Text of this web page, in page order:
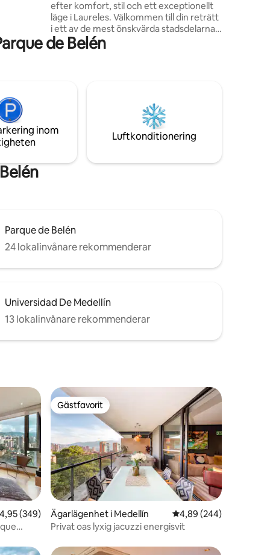
efter komfort, stil och ett exceptionellt
läge i Laureles. Välkommen till din reträtt
i ett av de mest önskvärda stadsdelarna i
Medellin. Denna lägenhet kombinerar
modern design, elegant finish och direkt
Denna lägenhet har ingen
parkeringsplats. • Vi har ingen tidig
incheckning eller sen utcheckning.
de Belén
inom
Luftkonditionering
Parque de Belén
24 lokalinvånare rekommenderar
Universidad De Medellín
13 lokalinvånare rekommenderar
av 5 i genomsnittligt betyg, 349 omdömen
4,95 (349)
Gästfavorit
Gästfavorit
Ägarlägenhet i Medellín 4,89 av 5 i
4,89 (244)
Privat oas lyxig jacuzzi energisvit